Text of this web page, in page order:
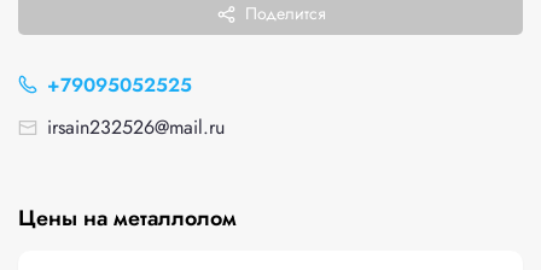
Поделится
+79095052525
irsain232526@mail.ru
Цены на металлолом